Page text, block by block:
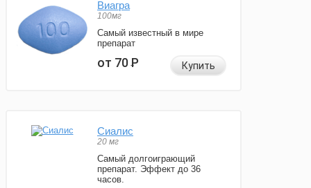
Виагра
100мг
Самый известный в мире
препарат
от 70Р Купить
Сиалис
20 мг
Самый долгоиграющий
препарат. Эффект до 36
часов.